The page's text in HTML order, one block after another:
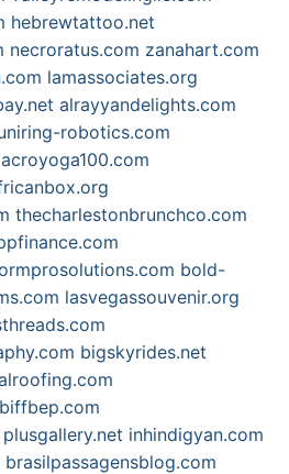
hebrewtattoo.net
necroratus.com zanahart.com
lamassociates.org
alrayyandelights.com
robotics.com
acroyoga100.com
thecharlestonbrunchco.com
bold-
lasvegassouvenir.org
bigskyrides.net
plusgallery.net inhindigyan.com
brasilpassagensblog.com